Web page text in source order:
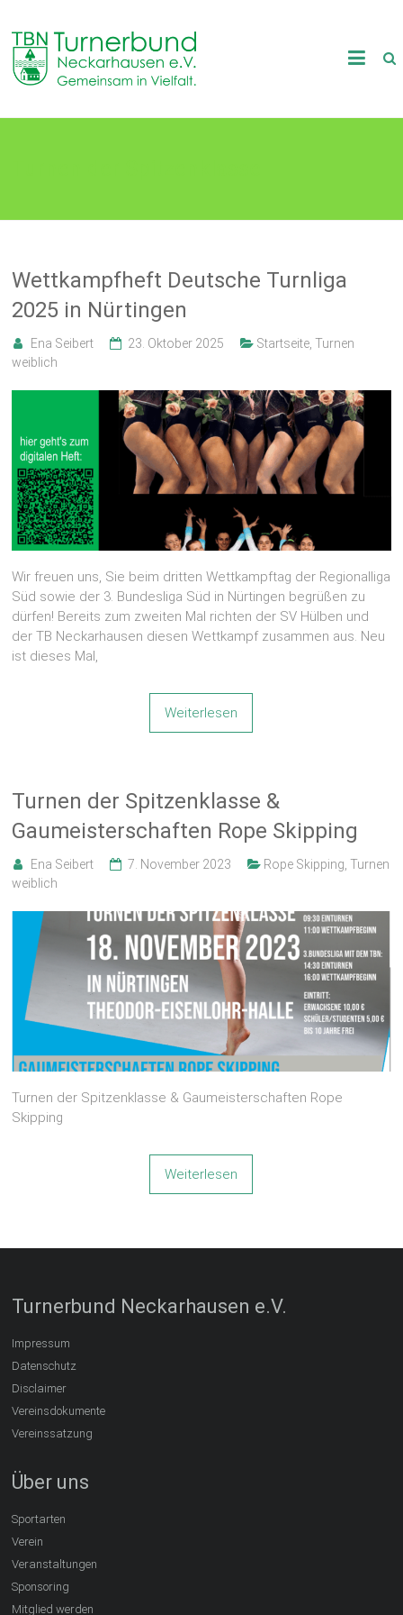
content
TB
Neckarhausen
in
Wettkampfheft Deutsche Turnliga
2025 in Nürtingen
Ena Seibert 23. Oktober 2025 Startseite, Turnen
weiblich
Wir freuen uns, Sie beim dritten Wettkampftag der Regionalliga
Süd sowie der 3. Bundesliga Süd in Nürtingen begrüßen zu
dürfen! Bereits zum zweiten Mal richten der SV Hülben und
der TB Neckarhausen diesen Wettkampf zusammen aus. Neu
ist dieses Mal,
Weiterlesen
Turnen der Spitzenklasse &
Gaumeisterschaften Rope Skipping
Ena Seibert 7. November 2023 Rope Skipping Turnen
weiblich
Turnen der Spitzenklasse & Gaumeisterschaften Rope
Skipping
Weiterlesen
Turnerbund Neckarhausen e.V.
Impressum
Datenschutz
Disclaimer
Vereinsdokumente
Vereinssatzung
Über uns
Sportarten
Verein
Veranstaltungen
Sponsoring
Mitglied werden